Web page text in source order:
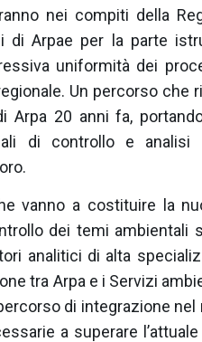
nei compiti della
di Arpae per la parte
uniformità dei
Un percorso che
Arpa 20 anni fa,
di controllo e analisi
vanno a costituire la
dei temi ambientali
analitici di alta
tra Arpa e i Servizi
di integrazione
a superare